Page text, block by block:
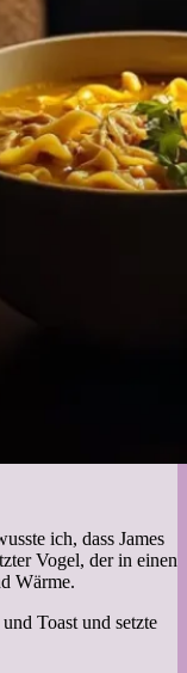
ich, dass James
Vogel, der in einen
Wärme.
Toast und setzte